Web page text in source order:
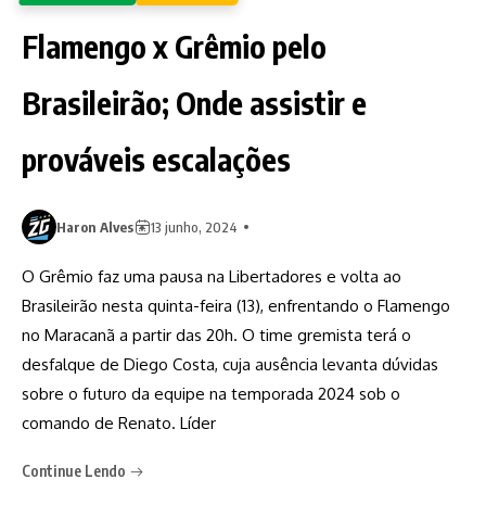
Flamengo x Grêmio pelo
Brasileirão; Onde assistir e
prováveis escalações
Haron Alves 13 junho, 2024
O Grêmio faz uma pausa na Libertadores e volta ao
Brasileirão nesta quinta-feira (13), enfrentando o Flamengo
no Maracanã a partir das 20h. O time gremista terá o
desfalque de Diego Costa, cuja ausência levanta dúvidas
sobre o futuro da equipe na temporada 2024 sob o
comando de Renato. Líder
Continue Lendo